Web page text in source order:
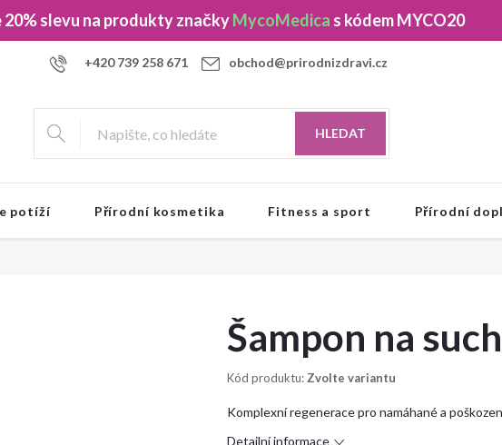
slevu na produkty značkyMycoMedica s kódemMYCO20
+420 739 258 671 obchod@prirodnizdravi.cz
HLEDAT
potíží Přírodní kosmetika Fitness a sport Přírodní
Šampon na
Kód produktu:Zvolte variantu
Komplexní regenerace pro namáhané a
Detailní informace